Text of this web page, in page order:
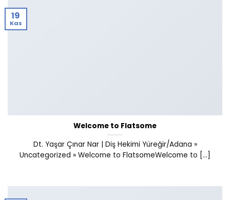
Welcome to Flatsome
Dt. Yaşar Çınar Nar | Diş Hekimi Yüreğir/Adana »
Uncategorized » Welcome to FlatsomeWelcome to [...]
19
Kas